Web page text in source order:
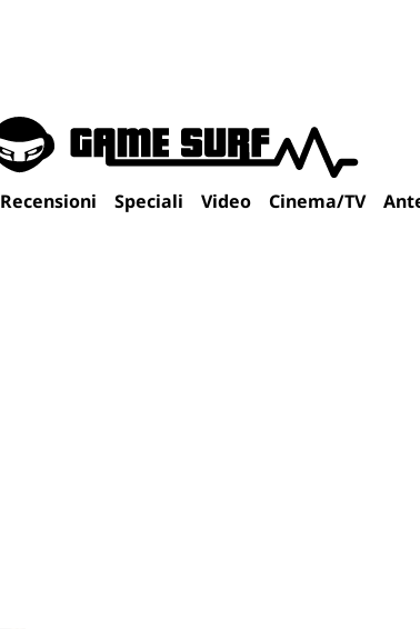
Recensioni Speciali Video Cinema/TV